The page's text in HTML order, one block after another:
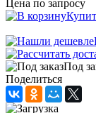
Цена по запросу
Под
Поделиться